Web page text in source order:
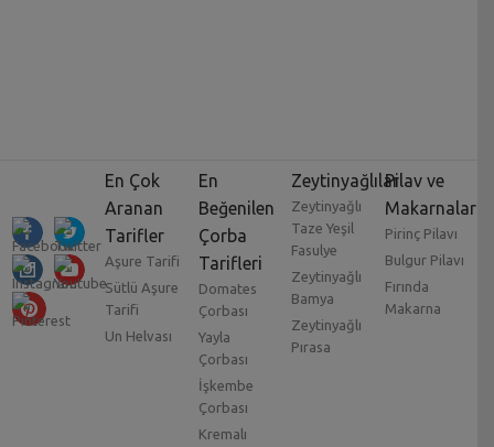
En Çok
Aranan
Tarifler
Aşure Tarifi
Sütlü Aşure
Tarifi
Un Helvası
En
Beğenilen
Çorba
Tarifleri
Domates
Çorbası
Yayla
Çorbası
İşkembe
Çorbası
Kremalı
Zeytinyağlılar
Zeytinyağlı
Taze Yeşil
Fasulye
Zeytinyağlı
Bamya
Zeytinyağlı
Pırasa
Pilav ve
Makarnalar
Pirinç Pilavı
Bulgur Pilavı
Fırında
Makarna